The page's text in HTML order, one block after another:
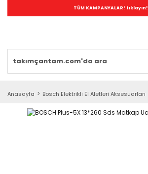
TÜM KAMPANYALAR! tıklayın!
Anasayfa Bosch Elektrikli El Aletleri Aksesuarları